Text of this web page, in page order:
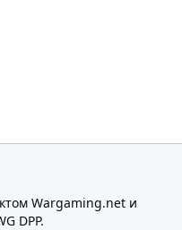
Wargaming.net и
DPP.